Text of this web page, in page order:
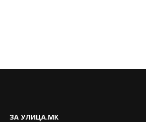
ЗА УЛИЦА.МК